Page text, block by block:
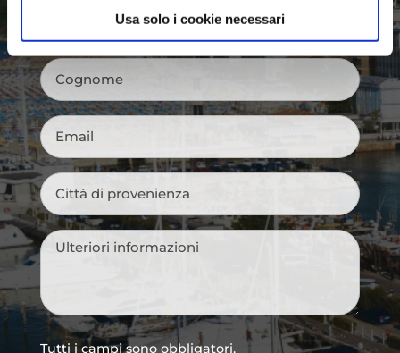
Usa solo i cookie necessari
Cognome
Email
Città
di
provenienza*
Messaggio
Tutti i campi sono obbligatori.